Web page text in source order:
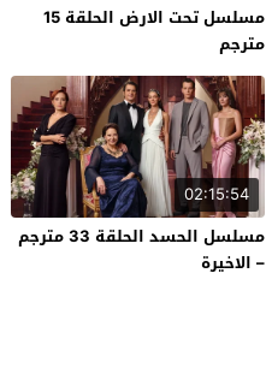
مسلسل تحت الارض الحلقة 15
مترجم
02:15:54
مسلسل الحسد الحلقة 33 مترجم
– الاخيرة